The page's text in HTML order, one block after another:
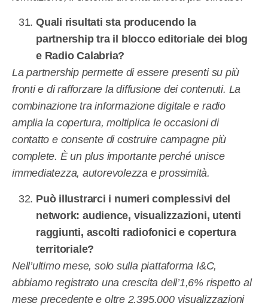
Quali risultati sta producendo la
partnership tra il blocco editoriale dei blog
e Radio Calabria?
La partnership permette di essere presenti su più
fronti e di rafforzare la diffusione dei contenuti. La
combinazione tra informazione digitale e radio
amplia la copertura, moltiplica le occasioni di
contatto e consente di costruire campagne più
complete. È un plus importante perché unisce
immediatezza, autorevolezza e prossimità.
Può illustrarci i numeri complessivi del
network: audience, visualizzazioni, utenti
raggiunti, ascolti radiofonici e copertura
territoriale?
Nell’ultimo mese, solo sulla piattaforma I&C,
abbiamo registrato una crescita dell’1,6% rispetto al
mese precedente e oltre 2.395.000 visualizzazioni